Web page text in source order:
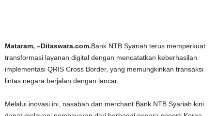
Mataram, –Ditaswara.com.Bank NTB Syariah terus memperkuat
transformasi layanan digital dengan mencatatkan keberhasilan
implementasi QRIS Cross Border, yang memungkinkan transaksi
lintas negara berjalan dengan lancar.
Melalui inovasi ini, nasabah dan merchant Bank NTB Syariah kini